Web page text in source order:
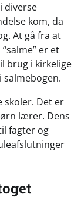
diverse
kom, da
At gå fra at
er et
brug i kirkelige
salmebogen.
skoler. Det er
lærer. Dens
fagter og